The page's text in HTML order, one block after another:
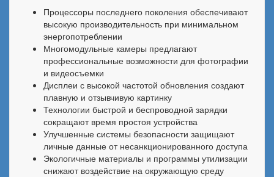
Процессоры последнего поколения обеспечивают
высокую производительность при минимальном
энергопотреблении
Многомодульные камеры предлагают
профессиональные возможности для фотографии
и видеосъемки
Дисплеи с высокой частотой обновления создают
плавную и отзывчивую картинку
Технологии быстрой и беспроводной зарядки
сокращают время простоя устройства
Улучшенные системы безопасности защищают
личные данные от несанкционированного доступа
Экологичные материалы и программы утилизации
снижают воздействие на окружающую среду